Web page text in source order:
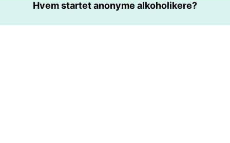
Helsebransjen Psykisk Helse Folkehelse Og
Sikkerhet Kirurgi Og Prosedyrer Helse
Hvem startet anonyme alkoholikere?